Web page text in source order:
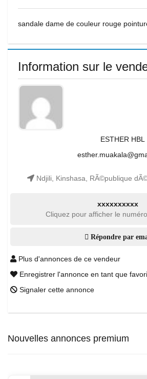
sandale dame de couleur rouge
Information sur le
ESTHER HBL
Ndjili, Kinshasa, RÃ©publique
xxxxxxxxxx
Cliquez pour afficher le
Répondre par
Plus d'annonces de ce vendeur
Enregistrer l'annonce en tant que favori
Signaler cette annonce
Nouvelles annonces premium